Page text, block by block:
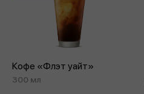
Кофе «Флэт уайт»
300 мл